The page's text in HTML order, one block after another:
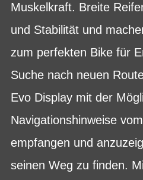
Muskelkraft. Breite
und Stabilität und
zum perfekten Bike für
Suche nach neuen
Evo Display mit der
Navigationshinweise
empfangen und
seinen Weg zu finden.